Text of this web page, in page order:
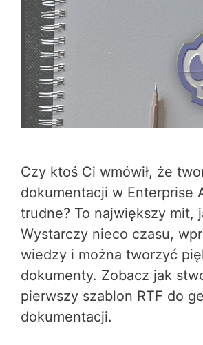
Czy ktoś Ci wmówił, że
dokumentacji w Enterprise
trudne? To największy mit,
Wystarczy nieco czasu,
wiedzy i można tworzyć
dokumenty. ​Zobacz jak
pierwszy szablon RTF do
dokumentacji.